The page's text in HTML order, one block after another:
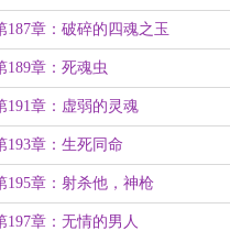
187章：破碎的四魂之玉
189章：死魂虫
191章：虚弱的灵魂
193章：生死同命
195章：射杀他，神枪
197章：无情的男人